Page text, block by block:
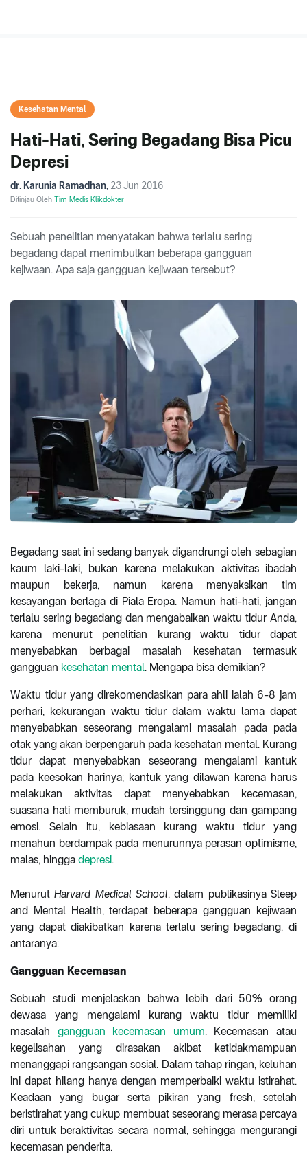
Kesehatan Mental
Hati-Hati, Sering Begadang Bisa Picu
Depresi
dr. Karunia Ramadhan, 23 Jun 2016
Ditinjau Oleh Tim Medis Klikdokter
Sebuah penelitian menyatakan bahwa terlalu sering
begadang dapat menimbulkan beberapa gangguan
kejiwaan. Apa saja gangguan kejiwaan tersebut?
Begadang saat ini sedang banyak digandrungi oleh sebagian
kaum laki-laki, bukan karena melakukan aktivitas ibadah
maupun bekerja, namun karena menyaksikan tim
kesayangan berlaga di Piala Eropa. Namun hati-hati, jangan
terlalu sering begadang dan mengabaikan waktu tidur Anda,
karena menurut penelitian kurang waktu tidur dapat
menyebabkan berbagai masalah kesehatan termasuk
gangguan kesehatan mental. Mengapa bisa demikian?
Waktu tidur yang direkomendasikan para ahli ialah 6-8 jam
perhari, kekurangan waktu tidur dalam waktu lama dapat
menyebabkan seseorang mengalami masalah pada pada
otak yang akan berpengaruh pada kesehatan mental. Kurang
tidur dapat menyebabkan seseorang mengalami kantuk
pada keesokan harinya; kantuk yang dilawan karena harus
melakukan aktivitas dapat menyebabkan kecemasan,
suasana hati memburuk, mudah tersinggung dan gampang
emosi. Selain itu, kebiasaan kurang waktu tidur yang
menahun berdampak pada menurunnya perasan optimisme,
malas, hingga depresi.
MenurutHarvard Medical School, dalam publikasinya Sleep
and Mental Health, terdapat beberapa gangguan kejiwaan
yang dapat diakibatkan karena terlalu sering begadang, di
antaranya:
Gangguan Kecemasan
Sebuah studi menjelaskan bahwa lebih dari 50% orang
dewasa yang mengalami kurang waktu tidur memiliki
masalah gangguan kecemasan umum. Kecemasan atau
kegelisahan yang dirasakan akibat ketidakmampuan
menanggapi rangsangan sosial. Dalam tahap ringan, keluhan
ini dapat hilang hanya dengan memperbaiki waktu istirahat.
Keadaan yang bugar serta pikiran yang fresh, setelah
beristirahat yang cukup membuat seseorang merasa percaya
diri untuk beraktivitas secara normal, sehingga mengurangi
kecemasan penderita.